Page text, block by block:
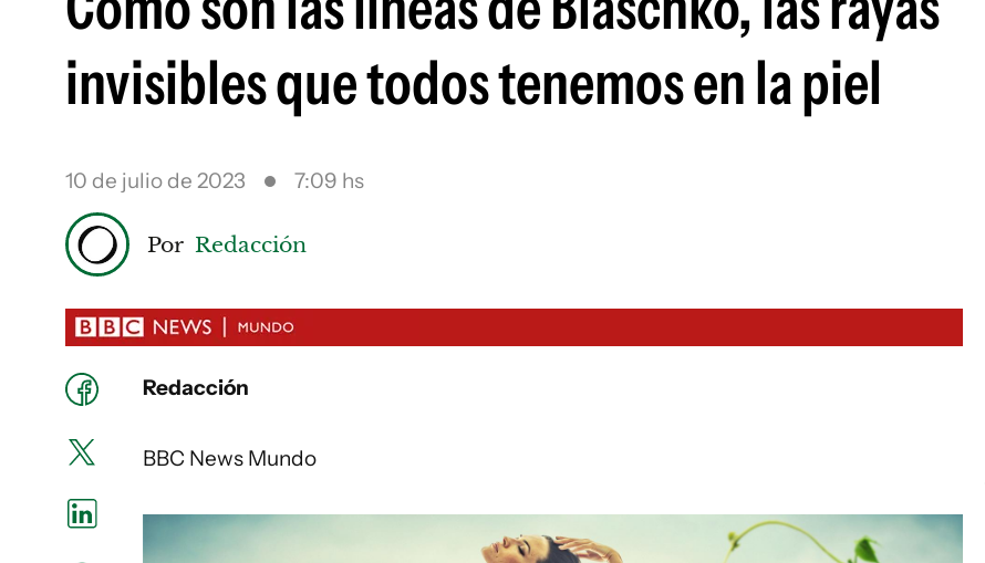
invisibles que todos tenemos en la piel
10 de julio de 2023 7:09 hs
Por Redacción
Redacción
BBC News Mundo